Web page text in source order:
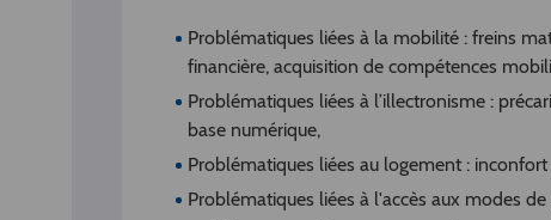
Problématiques liées à la mobilité : freins
financière, acquisition de compétences
Problématiques liées à l’illectronisme :
base numérique,
Problématiques liées au logement :
Problématiques liées à l'accès aux modes